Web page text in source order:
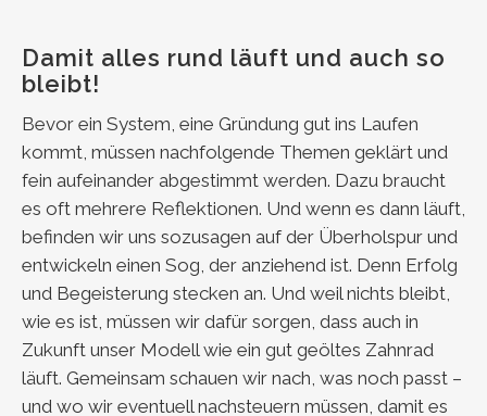
Damit alles rund läuft und auch so
bleibt!
Bevor ein System, eine Gründung gut ins Laufen
kommt, müssen nachfolgende Themen geklärt und
fein aufeinander abgestimmt werden. Dazu braucht
es oft mehrere Reflektionen. Und wenn es dann läuft,
befinden wir uns sozusagen auf der Überholspur und
entwickeln einen Sog, der anziehend ist. Denn Erfolg
und Begeisterung stecken an. Und weil nichts bleibt,
wie es ist, müssen wir dafür sorgen, dass auch in
Zukunft unser Modell wie ein gut geöltes Zahnrad
läuft. Gemeinsam schauen wir nach, was noch passt –
und wo wir eventuell nachsteuern müssen, damit es